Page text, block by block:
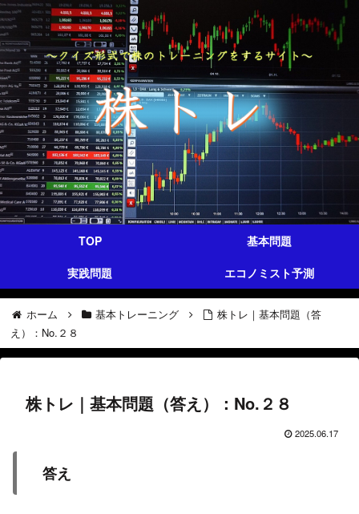
TOP
基本問題
実践問題
エコノミスト予測
ホーム 基本トレーニング
株トレ｜基本問題（答
え）：No.２８
株トレ｜基本問題（答え）：No.２８
2025.06.17
答え